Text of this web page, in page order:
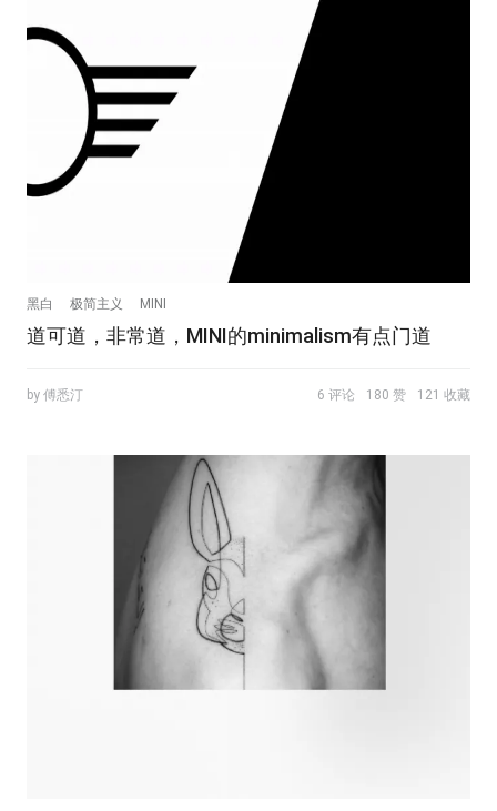
黑白 极简主义 MINI
道可道，非常道，MINI的minimalism有点门道
by 傅悉汀 6 评论 180 赞 121 收藏